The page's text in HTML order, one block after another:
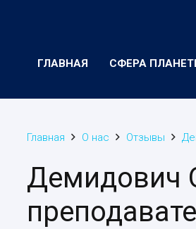
ГЛАВНАЯ СФЕРА
Главная О нас Отзывы
Демидович